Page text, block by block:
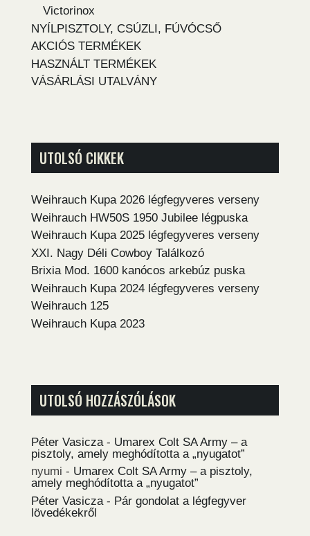
Victorinox
NYÍLPISZTOLY, CSÚZLI, FÚVÓCSŐ
AKCIÓS TERMÉKEK
HASZNÁLT TERMÉKEK
VÁSÁRLÁSI UTALVÁNY
UTOLSÓ CIKKEK
Weihrauch Kupa 2026 légfegyveres verseny
Weihrauch HW50S 1950 Jubilee légpuska
Weihrauch Kupa 2025 légfegyveres verseny
XXI. Nagy Déli Cowboy Találkozó
Brixia Mod. 1600 kanócos arkebúz puska
Weihrauch Kupa 2024 légfegyveres verseny
Weihrauch 125
Weihrauch Kupa 2023
UTOLSÓ HOZZÁSZÓLÁSOK
Péter Vasicza - Umarex Colt SA Army – a
pisztoly, amely meghódította a „nyugatot”
nyumi - Umarex Colt SA Army – a pisztoly,
amely meghódította a „nyugatot”
Péter Vasicza - Pár gondolat a légfegyver
lövedékekről